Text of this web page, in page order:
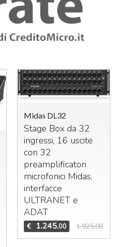
Midas DL32
Stage Box da 32
ingressi, 16 uscite
con 32
preamplificatori
microfonici Midas,
interfacce
ULTRANETe
ADAT
€ 1.245,00 1.925,00